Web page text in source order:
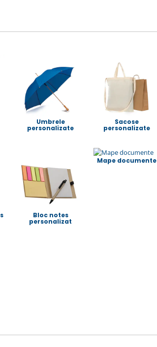
Umbrele
personalizate
Sacose
personalizate
Bloc notes
personalizat
Mape documente